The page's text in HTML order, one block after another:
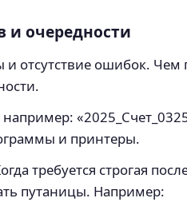
очередности
отсутствие ошибок.
и принтеры.
требуется строгая
путаницы. Например: